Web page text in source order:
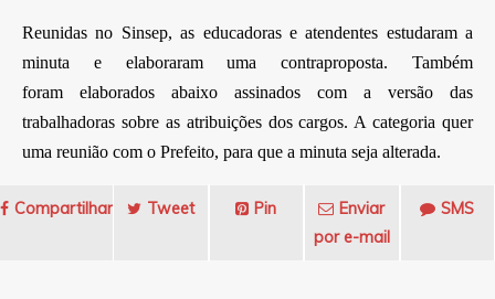
Reunidas no Sinsep, as educadoras e atendentes estudaram a
minuta e elaboraram uma contraproposta. Também
foram elaborados abaixo assinados com a versão das
trabalhadoras sobre as atribuições dos cargos. A categoria quer
uma reunião com o Prefeito, para que a minuta seja alterada.
Compartilhar Tweet Pin
Enviar
por e-mail
SMS